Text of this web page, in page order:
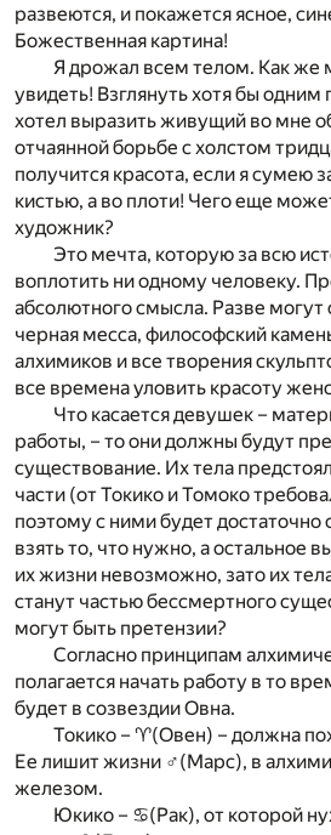
развеются, и покажется ясное,
Божественная картина!
Я дрожал всем телом. Как же
увидеть! Взглянуть хотя бы одним
хотел выразить живущий во мне
отчаянной борьбе с холстом
получится красота, если я сумею
кистью, а во плоти! Чего еще
художник?
Это мечта, которую за всю
воплотить ни одному человеку.
абсолютного смысла. Разве могут
черная месса, философский
алхимиков и все творения
все времена уловить красоту
Что касается девушек –
работы, – то они должны будут
существование. Их тела
части (от Токико и Томоко
поэтому с ними будет достаточно
взять то, что нужно, а остальное
их жизни невозможно, зато их
станут частью бессмертного
могут быть претензии?
Согласно принципам
полагается начать работу в то
будет в созвездии Овна.
Токико – ♈(Овен) – должна
Ее лишит жизни ♂(Марс), в
железом.
Юкико – ♋(Рак), от которой